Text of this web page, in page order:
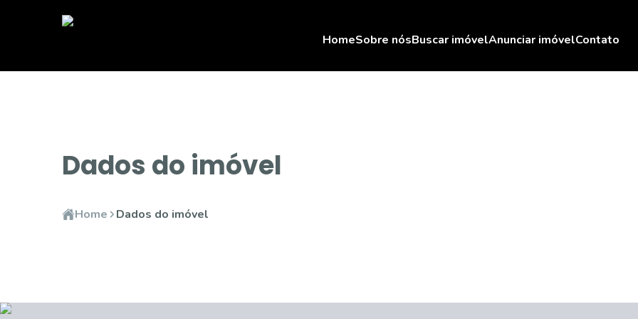
HomeSobre nósBuscar imóvelAnunciar imóvelContato
Dados do imóvel
Home Dados do imóvel